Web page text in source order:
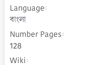
Language
বাংলা
Number Pages
128
Wiki